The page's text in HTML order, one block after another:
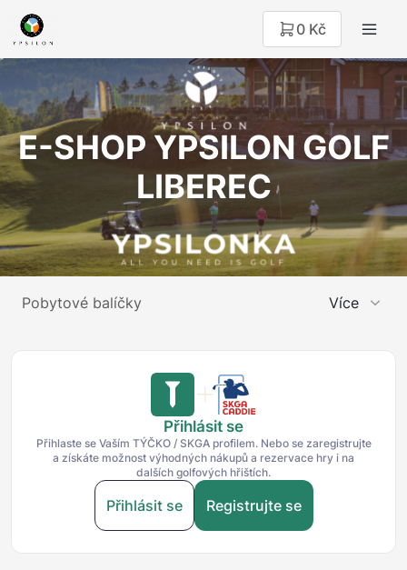
0 Kč
E-SHOP YPSILON GOLF
LIBEREC
Pobytové balíčky Více
Přihlásit se
Přihlaste se Vaším TÝČKO / SKGA profilem. Nebo se zaregistrujte
a získáte možnost výhodných nákupů a rezervace hry i na
dalších golfových hřištích.
Přihlásit se Registrujte se